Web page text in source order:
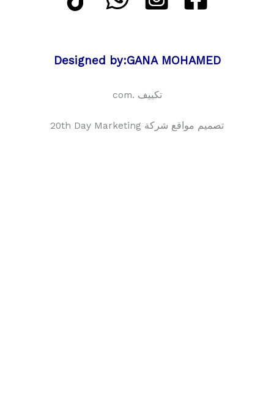
Designed by:GANA MOHAMED
تكييف .com
تصميم مواقع شركة 20th Day Marketing